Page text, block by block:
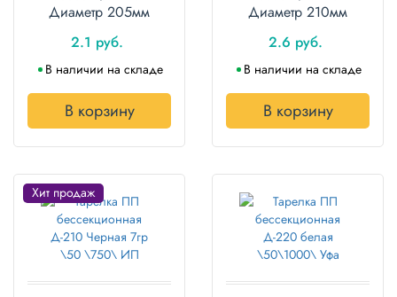
Диаметр 205мм
2.1 руб.
В наличии на складе
В корзину
Диаметр 210мм
2.6 руб.
В наличии на складе
В корзину
Хит продаж